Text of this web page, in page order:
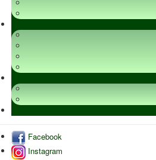
Facebook
Instagram